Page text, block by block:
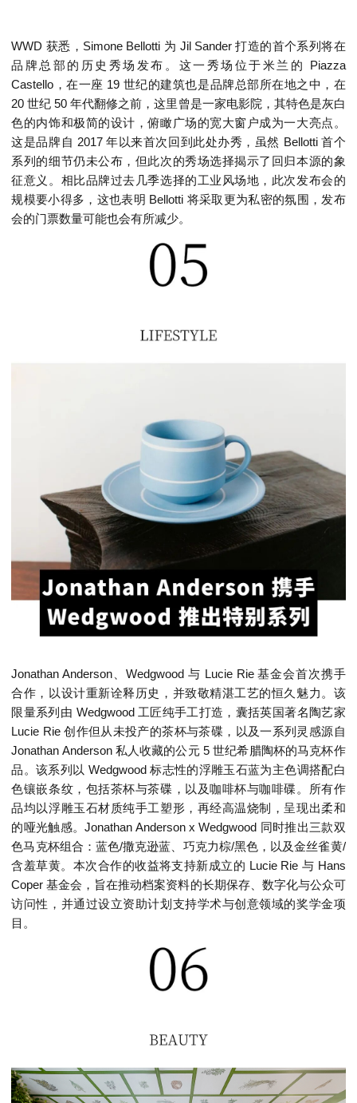
WWD 获悉，Simone Bellotti 为 Jil Sander 打造的首个系列将在
品牌总部的历史秀场发布。这一秀场位于米兰的 Piazza
Castello，在一座 19 世纪的建筑也是品牌总部所在地之中，在
20 世纪 50 年代翻修之前，这里曾是一家电影院，其特色是灰白
色的内饰和极简的设计，俯瞰广场的宽大窗户成为一大亮点。
这是品牌自 2017 年以来首次回到此处办秀，虽然 Bellotti 首个
系列的细节仍未公布，但此次的秀场选择揭示了回归本源的象
征意义。相比品牌过去几季选择的工业风场地，此次发布会的
规模要小得多，这也表明 Bellotti 将采取更为私密的氛围，发布
会的门票数量可能也会有所减少。
Jonathan Anderson、Wedgwood 与 Lucie Rie 基金会首次携手
合作，以设计重新诠释历史，并致敬精湛工艺的恒久魅力。该
限量系列由 Wedgwood 工匠纯手工打造，囊括英国著名陶艺家
Lucie Rie 创作但从未投产的茶杯与茶碟，以及一系列灵感源自
Jonathan Anderson 私人收藏的公元 5 世纪希腊陶杯的马克杯作
品。该系列以 Wedgwood 标志性的浮雕玉石蓝为主色调搭配白
色镶嵌条纹，包括茶杯与茶碟，以及咖啡杯与咖啡碟。所有作
品均以浮雕玉石材质纯手工塑形，再经高温烧制，呈现出柔和
的哑光触感。Jonathan Anderson x Wedgwood 同时推出三款双
色马克杯组合：蓝色/撒克逊蓝、巧克力棕/黑色，以及金丝雀黄/
含羞草黄。本次合作的收益将支持新成立的 Lucie Rie 与 Hans
Coper 基金会，旨在推动档案资料的长期保存、数字化与公众可
访问性，并通过设立资助计划支持学术与创意领域的奖学金项
目。